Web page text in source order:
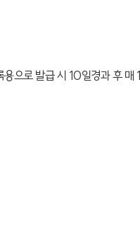
으로 발급 시 10일경과 후 매